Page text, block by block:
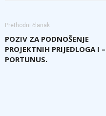
Prethodni članak
POZIV ZA PODNOŠENJE
PROJEKTNIH PRIJEDLOGA I –
PORTUNUS.